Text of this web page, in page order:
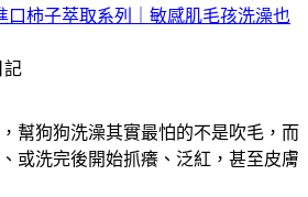
口柿子萃取系列｜敏感肌毛孩洗澡也
記
幫狗狗洗澡其實最怕的不是吹毛，而
或洗完後開始抓癢、泛紅，甚至皮膚